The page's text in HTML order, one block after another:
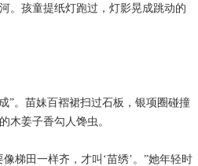
。孩童提纸灯跑过，灯影晃成跳动的
”。苗妹百褶裙扫过石板，银项圈碰撞
木姜子香勾人馋虫。
梯田一样齐，才叫‘苗绣’。”她年轻时